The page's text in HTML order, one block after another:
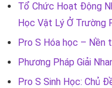
Tổ Chức Hoạt Động
Học Vật Lý Ở Trường
Pro S Hóa học – Nền
Phương Pháp Giải
Pro S Sinh Học: Chủ